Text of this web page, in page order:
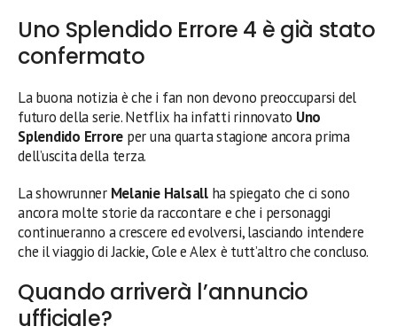
Uno Splendido Errore 4 è già stato
confermato
La buona notizia è che i fan non devono preoccuparsi del
futuro della serie. Netflix ha infatti rinnovato Uno
Splendido Errore per una quarta stagione ancora prima
dell’uscita della terza.
La showrunner Melanie Halsallha spiegato che ci sono
ancora molte storie da raccontare e che i personaggi
continueranno a crescere ed evolversi, lasciando intendere
che il viaggio di Jackie, Cole e Alex è tutt’altro che concluso.
Quando arriverà l’annuncio
ufficiale?